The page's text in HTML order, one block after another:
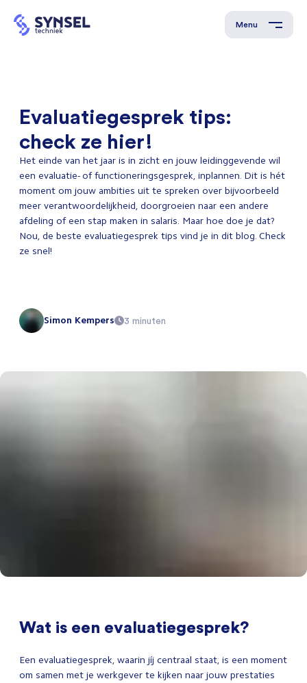
Menu
Evaluatiegesprek tips:
check ze hier!
Het einde van het jaar is in zicht en jouw leidinggevende wil
een evaluatie- of functioneringsgesprek, inplannen. Dit is hét
moment om jouw ambities uit te spreken over bijvoorbeeld
meer verantwoordelijkheid, doorgroeien naar een andere
afdeling of een stap maken in salaris. Maar hoe doe je dat?
Nou, de beste evaluatiegesprek tips vind je in dit blog. Check
ze snel!
Simon Kempers 3 minuten
Wat is een evaluatiegesprek?
Een evaluatiegesprek, waarin jíj centraal staat, is een moment
om samen met je werkgever te kijken naar jouw prestaties